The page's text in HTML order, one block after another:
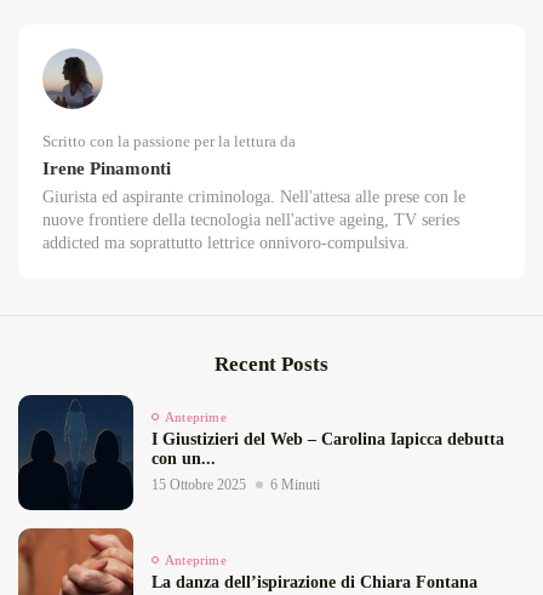
Scritto con la passione per la lettura da
Irene Pinamonti
Giurista ed aspirante criminologa. Nell'attesa alle prese con le
nuove frontiere della tecnologia nell'active ageing, TV series
addicted ma soprattutto lettrice onnivoro-compulsiva.
Recent Posts
Anteprime
I Giustizieri del Web – Carolina Iapicca debutta
con un...
15 Ottobre 2025 6 Minuti
Anteprime
La danza dell’ispirazione di Chiara Fontana